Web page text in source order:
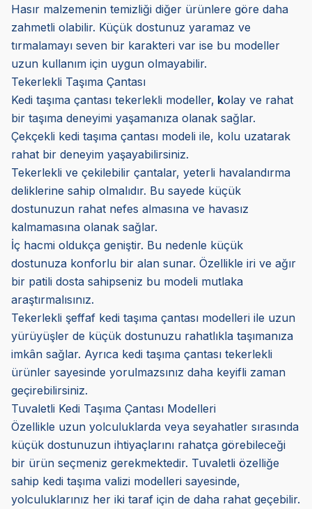
Hasır malzemenin temizliği diğer ürünlere göre daha
zahmetli olabilir. Küçük dostunuz yaramaz ve
tırmalamayı seven bir karakteri var ise bu modeller
uzun kullanım için uygun olmayabilir.
Tekerlekli Taşıma Çantası
Kedi taşıma çantası tekerlekli modeller, kolay ve rahat
bir taşıma deneyimi yaşamanıza olanak sağlar.
Çekçekli kedi taşıma çantası modeli ile, kolu uzatarak
rahat bir deneyim yaşayabilirsiniz.
Tekerlekli ve çekilebilir çantalar, yeterli havalandırma
deliklerine sahip olmalıdır. Bu sayede küçük
dostunuzun rahat nefes almasına ve havasız
kalmamasına olanak sağlar.
İç hacmi oldukça geniştir. Bu nedenle küçük
dostunuza konforlu bir alan sunar. Özellikle iri ve ağır
bir patili dosta sahipseniz bu modeli mutlaka
araştırmalısınız.
Tekerlekli şeffaf kedi taşıma çantası modelleri ile uzun
yürüyüşler de küçük dostunuzu rahatlıkla taşımanıza
imkân sağlar. Ayrıca kedi taşıma çantası tekerlekli
ürünler sayesinde yorulmazsınız daha keyifli zaman
geçirebilirsiniz.
Tuvaletli Kedi Taşıma Çantası Modelleri
Özellikle uzun yolculuklarda veya seyahatler sırasında
küçük dostunuzun ihtiyaçlarını rahatça görebileceği
bir ürün seçmeniz gerekmektedir. Tuvaletli özelliğe
sahip kedi taşıma valizi modelleri sayesinde,
yolculuklarınız her iki taraf için de daha rahat geçebilir.